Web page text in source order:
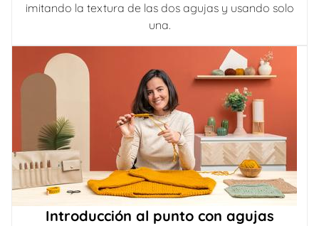
imitando la textura de las dos agujas y usando solo
una.
Introducción al punto con agujas